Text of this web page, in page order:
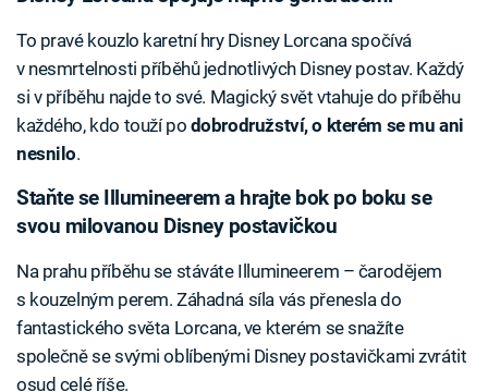
To pravé kouzlo karetní hry Disney Lorcana spočívá
v nesmrtelnosti příběhů jednotlivých Disney postav. Každý
si v příběhu najde to své. Magický svět vtahuje do příběhu
každého, kdo touží po dobrodružství, o kterém se mu ani
nesnilo.
Staňte se Illumineerem a hrajte bok po boku se
svou milovanou Disney postavičkou
Na prahu příběhu se stáváte Illumineerem – čarodějem
s kouzelným perem. Záhadná síla vás přenesla do
fantastického světa Lorcana, ve kterém se snažíte
společně se svými oblíbenými Disney postavičkami zvrátit
osud celé říše.